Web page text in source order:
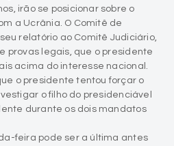
irão se posicionar sobre o
a Ucrânia. O Comitê de
relatório ao Comitê Judiciário,
provas legais, que o presidente
acima do interesse nacional.
o presidente tentou forçar o
o filho do presidenciável
durante os dois mandatos
feira pode ser a última antes